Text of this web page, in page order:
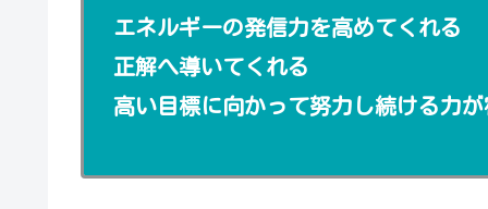
エネルギーの発信力を高めてくれる
正解へ導いてくれる
高い目標に向かって努力し続ける力が